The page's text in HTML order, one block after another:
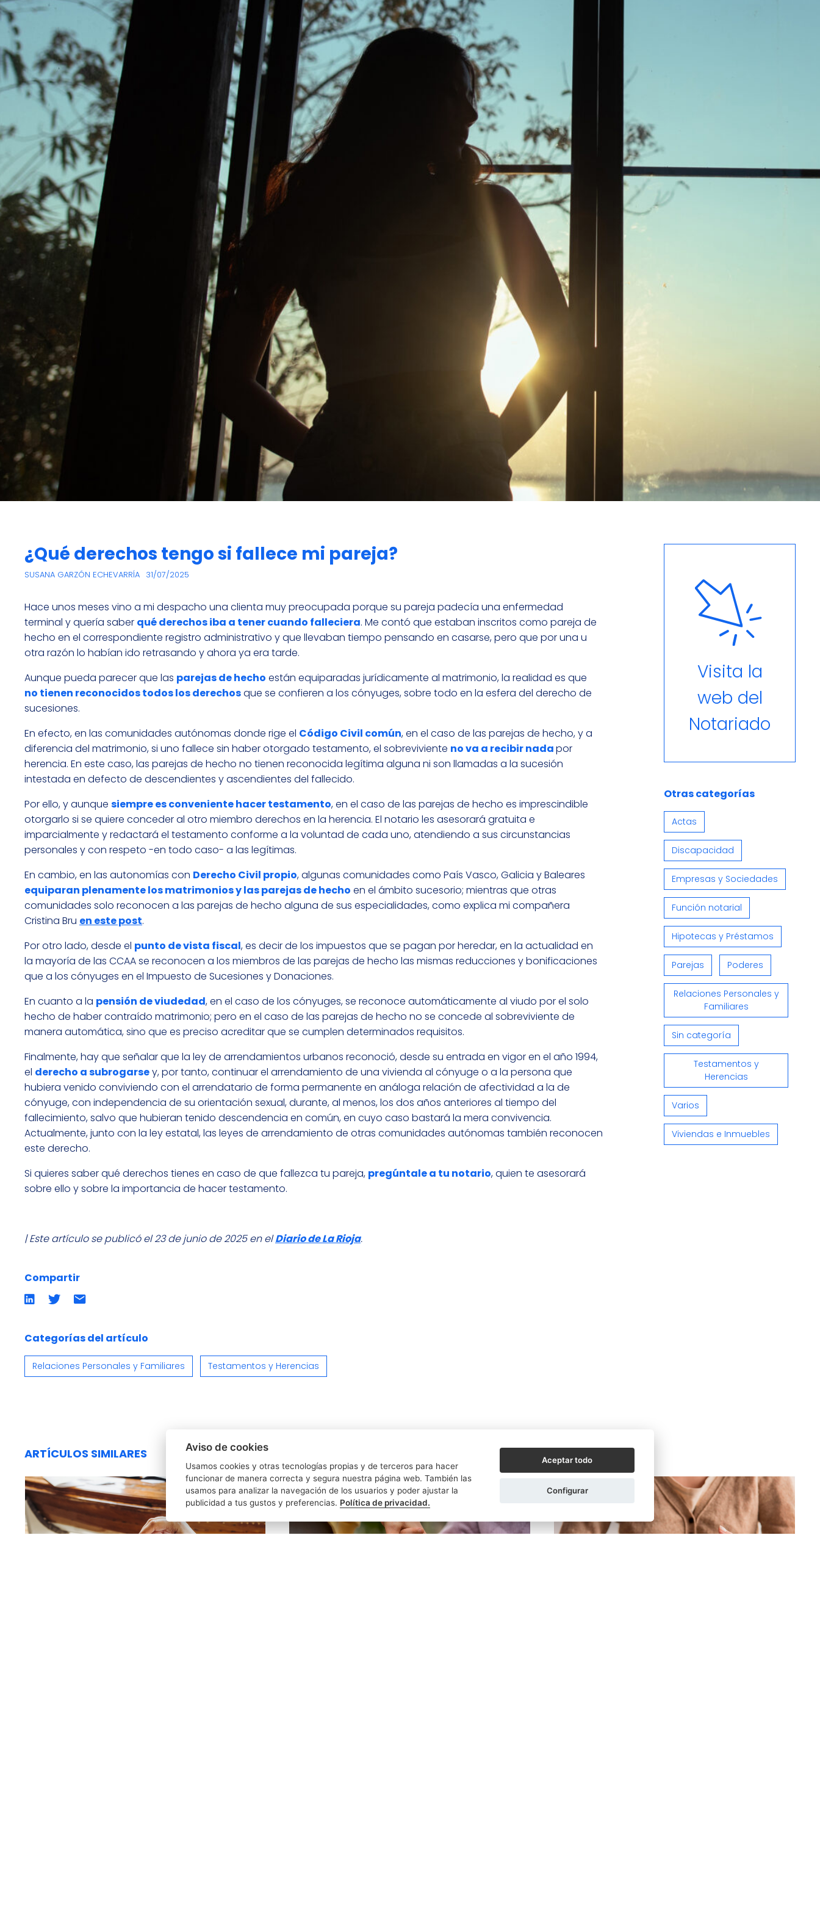
¿Qué derechos tengo si fallece mi pareja?
SUSANA GARZÓN ECHEVARRÍA 31/07/2025
Hace unos meses vino a mi despacho una clienta muy preocupada porque su pareja padecía una enfermedad
terminal y quería saber qué derechos iba a tener cuando falleciera. Me contó que estaban inscritos como pareja de
hecho en el correspondiente registro administrativo y que llevaban tiempo pensando en casarse, pero que por una u
otra razón lo habían ido retrasando y ahora ya era tarde.
Aunque pueda parecer que las parejas de hecho están equiparadas jurídicamente al matrimonio, la realidad es que
no tienen reconocidos todos los derechosque se confieren a los cónyuges, sobre todo en la esfera del derecho de
sucesiones.
En efecto, en las comunidades autónomas donde rige el Código Civil común, en el caso de las parejas de hecho, y a
diferencia del matrimonio, si uno fallece sin haber otorgado testamento, el sobreviviente no va a recibir nadapor
herencia. En este caso, las parejas de hecho no tienen reconocida legítima alguna ni son llamadas a la sucesión
intestada en defecto de descendientes y ascendientes del fallecido.
Por ello, y aunque siempre es conveniente hacer testamento, en el caso de las parejas de hecho es imprescindible
otorgarlo si se quiere conceder al otro miembro derechos en la herencia. El notario les asesorará gratuita e
imparcialmente y redactará el testamento conforme a la voluntad de cada uno, atendiendo a sus circunstancias
personales y con respeto -en todo caso- a las legítimas.
En cambio, en las autonomías con Derecho Civil propio, algunas comunidades como País Vasco, Galicia y Baleares
equiparan plenamente los matrimonios y las parejas de hecho en el ámbito sucesorio; mientras que otras
comunidades solo reconocen a las parejas de hecho alguna de sus especialidades, como explica mi compañera
Cristina Bru en este post.
Por otro lado, desde el punto de vista fiscal, es decir de los impuestos que se pagan por heredar, en la actualidad en
la mayoría de las CCAA se reconocen a los miembros de las parejas de hecho las mismas reducciones y bonificaciones
que a los cónyuges en el Impuesto de Sucesiones y Donaciones.
En cuanto a la pensión de viudedad, en el caso de los cónyuges, se reconoce automáticamente al viudo por el solo
hecho de haber contraído matrimonio; pero en el caso de las parejas de hecho no se concede al sobreviviente de
manera automática, sino que es preciso acreditar que se cumplen determinados requisitos.
Finalmente, hay que señalar que la ley de arrendamientos urbanos reconoció, desde su entrada en vigor en el año 1994,
el derecho a subrogarsey, por tanto, continuar el arrendamiento de una vivienda al cónyuge o a la persona que
hubiera venido conviviendo con el arrendatario de forma permanente en análoga relación de afectividad a la de
cónyuge, con independencia de su orientación sexual, durante, al menos, los dos años anteriores al tiempo del
fallecimiento, salvo que hubieran tenido descendencia en común, en cuyo caso bastará la mera convivencia.
Actualmente, junto con la ley estatal, las leyes de arrendamiento de otras comunidades autónomas también reconocen
este derecho.
Si quieres saber qué derechos tienes en caso de que fallezca tu pareja, pregúntale a tu notario, quien te asesorará
sobre ello y sobre la importancia de hacer testamento.
| Este artículo se publicó el 23 de junio de 2025 en elDiario de La Rioja.
Compartir
Compartir
en
Compartir
en
Compartir
por
email
Categorías del artículo
Relaciones Personales y Familiares Testamentos y Herencias
Visita la
web del
Notariado
Otras categorías
Actas
Discapacidad
Empresas y Sociedades
Función notarial
Hipotecas y Préstamos
Parejas Poderes
Relaciones Personales y
Familiares
Sin categoría
Testamentos y
Herencias
Varios
Viviendas e Inmuebles
ARTÍCULOS SIMILARES Aviso de cookies
Usamos cookies y otras tecnologías propias y de terceros para hacer
funcionar de manera correcta y segura nuestra página web. También las
usamos para analizar la navegación de los usuarios y poder ajustar la
publicidad a tus gustos y preferencias. Política de privacidad.
Aceptar todo
Configurar